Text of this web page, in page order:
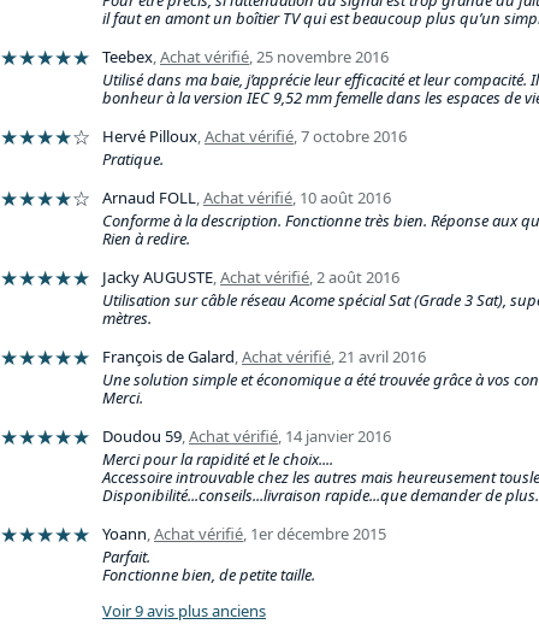
il faut en amont un boîtier TV qui est beaucoup plus qu’un
★★★★★ Teebex,Achat vérifié,25 novembre 2016
Utilisé dans ma baie, j’apprécie leur efficacité et leur compacité.
bonheur à la version IEC 9,52 mm femelle dans les espaces de
★★★★☆ Hervé Pilloux,Achat vérifié,7 octobre 2016
Pratique.
★★★★☆ Arnaud FOLL,Achat vérifié, 10 août 2016
Conforme à la description. Fonctionne très bien. Réponse aux
Rien à redire.
★★★★★ Jacky AUGUSTE,Achat vérifié,2 août 2016
Utilisation sur câble réseau Acome spécial Sat (Grade 3 Sat),
mètres.
★★★★★ François de Galard,Achat vérifié,21 avril 2016
Une solution simple et économique a été trouvée grâce à vos
Merci.
★★★★★ Doudou 59,Achat vérifié, 14 janvier 2016
Merci pour la rapidité et le choix....
Accessoire introuvable chez les autres mais heureusement
Disponibilité...conseils...livraison rapide...que demander de
★★★★★ Yoann,Achat vérifié, 1er décembre 2015
Parfait.
Fonctionne bien, de petite taille.
Voir 9 avis plus anciens